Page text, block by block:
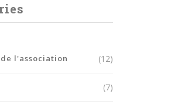
l'association (12)
(7)